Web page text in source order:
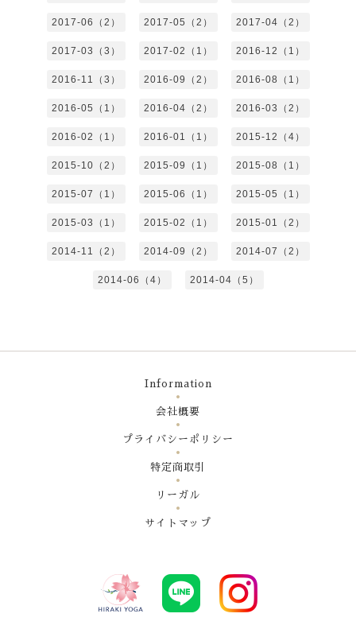
2017-06（2） 2017-05（2） 2017-04（2）
2017-03（3） 2017-02（1） 2016-12（1）
2016-11（3） 2016-09（2） 2016-08（1）
2016-05（1） 2016-04（2） 2016-03（2）
2016-02（1） 2016-01（1） 2015-12（4）
2015-10（2） 2015-09（1） 2015-08（1）
2015-07（1） 2015-06（1） 2015-05（1）
2015-03（1） 2015-02（1） 2015-01（2）
2014-11（2） 2014-09（2） 2014-07（2）
2014-06（4） 2014-04（5）
Information
会社概要
プライバシーポリシー
特定商取引
リーガル
サイトマップ